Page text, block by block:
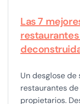
Las 7
restaurantes
Un desglose
restaurantes
propietarios.